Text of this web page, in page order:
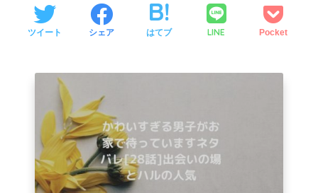
ツイート シェア はてブ LINE Pocket